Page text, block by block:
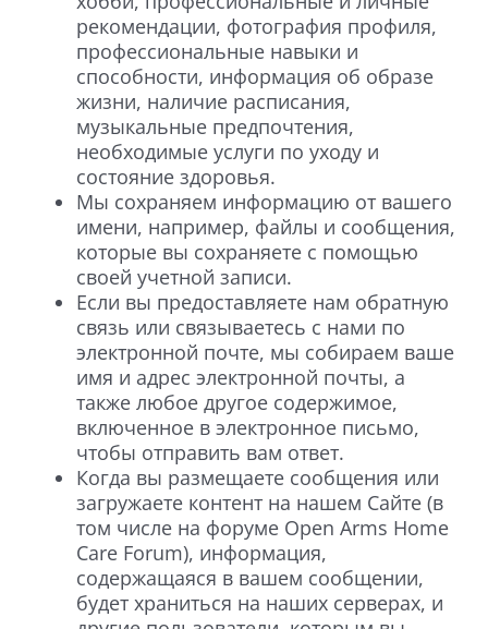
рекомендации, фотография профиля,
профессиональные навыки и
способности, информация об образе
жизни, наличие расписания,
музыкальные предпочтения,
необходимые услуги по уходу и
состояние здоровья.
Мы сохраняем информацию от вашего
имени, например, файлы и сообщения,
которые вы сохраняете с помощью
своей учетной записи.
Если вы предоставляете нам обратную
связь или связываетесь с нами по
электронной почте, мы собираем ваше
имя и адрес электронной почты, а
также любое другое содержимое,
включенное в электронное письмо,
чтобы отправить вам ответ.
Когда вы размещаете сообщения или
загружаете контент на нашем Сайте (в
том числе на форуме Open Arms Home
Care Forum), информация,
содержащаяся в вашем сообщении,
будет храниться на наших серверах, и